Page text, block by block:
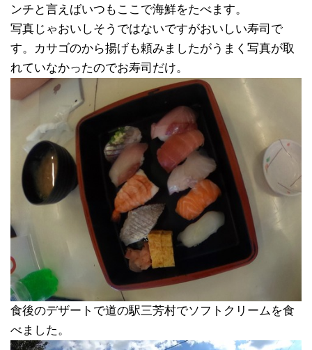
ンチと言えばいつもここで海鮮をたべます。
写真じゃおいしそうではないですがおいしい寿司で
す。カサゴのから揚げも頼みましたがうまく写真が取
れていなかったのでお寿司だけ。
食後のデザートで道の駅三芳村でソフトクリームを食
べました。